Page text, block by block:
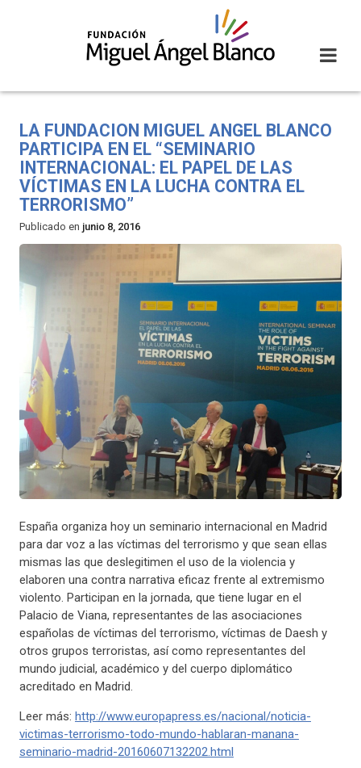
LA FUNDACION MIGUEL ANGEL BLANCO
PARTICIPA EN EL “SEMINARIO
INTERNACIONAL: EL PAPEL DE LAS
VÍCTIMAS EN LA LUCHA CONTRA EL
TERRORISMO”
Publicado en junio 8, 2016
España organiza hoy un seminario internacional en Madrid
para dar voz a las víctimas del terrorismo y que sean ellas
mismas las que deslegitimen el uso de la violencia y
elaboren una contra narrativa eficaz frente al extremismo
violento. Participan en la jornada, que tiene lugar en el
Palacio de Viana, representantes de las asociaciones
españolas de víctimas del terrorismo, víctimas de Daesh y
otros grupos terroristas, así como representantes del
mundo judicial, académico y del cuerpo diplomático
acreditado en Madrid.
Leer más: http://www.europapress.es/nacional/noticia-
victimas-terrorismo-todo-mundo-hablaran-manana-
seminario-madrid-20160607132202.html